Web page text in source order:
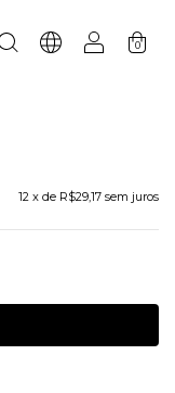
0
12 x de R$29,17 sem juros